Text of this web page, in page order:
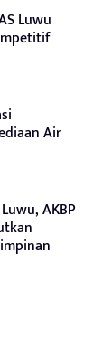
Luwu
Air
AKBP